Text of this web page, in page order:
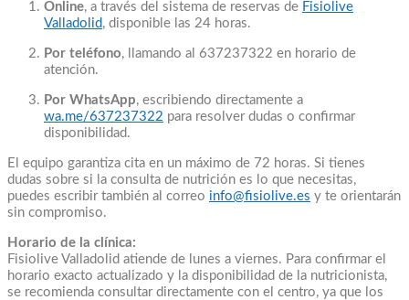
Online, a través del sistema de reservas de Fisiolive
Valladolid , disponible las 24 horas.
Por teléfono, llamando al 637237322 en horario de
atención.
Por WhatsApp, escribiendo directamente a
wa.me/637237322 para resolver dudas o confirmar
disponibilidad.
El equipo garantiza cita en un máximo de 72 horas. Si tienes
dudas sobre si la consulta de nutrición es lo que necesitas,
puedes escribir también al correo info@fisiolive.es y te orientarán
sin compromiso.
Horario de la clínica:
Fisiolive Valladolid atiende de lunes a viernes. Para confirmar el
horario exacto actualizado y la disponibilidad de la nutricionista,
se recomienda consultar directamente con el centro, ya que los